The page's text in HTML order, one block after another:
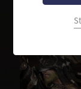
ウォーリア